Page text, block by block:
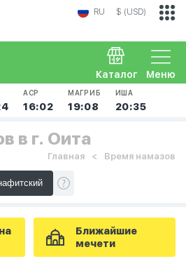
RU $ (USD)
Меню
Каталог
АСР
16:02
МАГРИБ
19:08
ИША
20:35
в г. Оита
Главная Время намазов
Ближайшие
мечети